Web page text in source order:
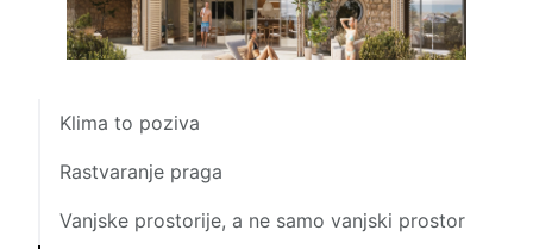
Klima to poziva
Rastvaranje praga
Vanjske prostorije, a ne samo vanjski prostor